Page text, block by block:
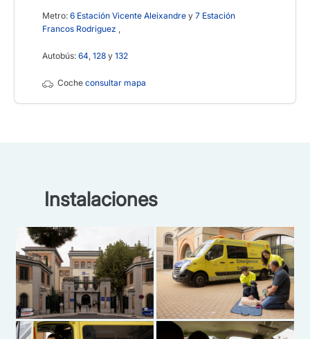
Metro: 6 Estación Vicente Aleixandre y 7 Estación
Francos Rodriguez ,
Autobús: 64, 128 y 132
Coche consultar mapa
Instalaciones